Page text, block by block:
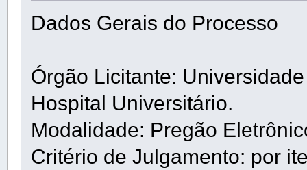
Dados Gerais do Processo
Órgão Licitante:
Hospital Universitário.
Modalidade: Pregão
Critério de Julgamento: por